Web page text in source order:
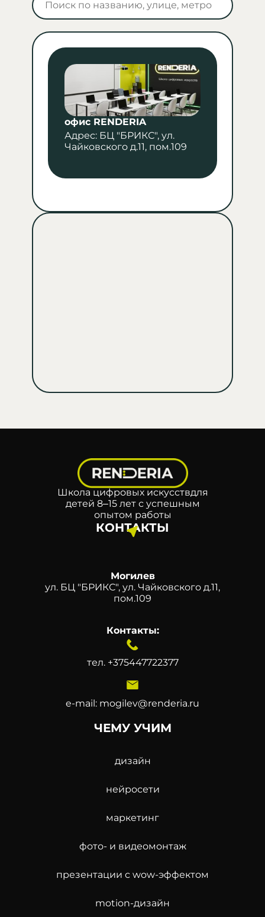
офис RENDERIA
Адрес: БЦ "БРИКС", ул.
Чайковского д.11, пом.109
Школа цифровых искусствдля
детей 8–15 лет с успешным
опытом работы
КОНТАКТЫ
Могилев
ул. БЦ "БРИКС", ул. Чайковского д.11,
пом.109
Контакты:
тел. +375447722377
e-mail: mogilev@renderia.ru
ЧЕМУ УЧИМ
дизайн
нейросети
маркетинг
фото- и видеомонтаж
презентации с wow-эффектом
motion-дизайн